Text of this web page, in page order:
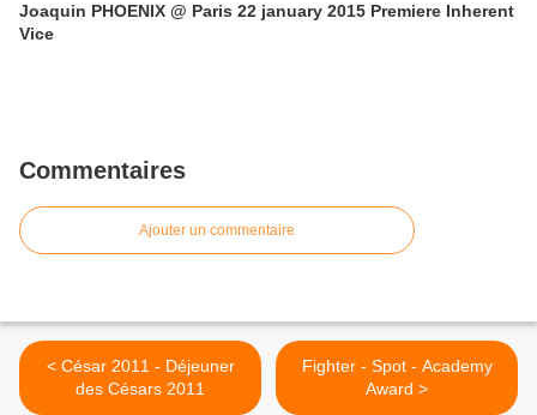
Joaquin PHOENIX @ Paris 22 january 2015 Premiere Inherent
Vice
Commentaires
Ajouter un commentaire
< César 2011 - Déjeuner
des Césars 2011
Fighter - Spot - Academy
Award >